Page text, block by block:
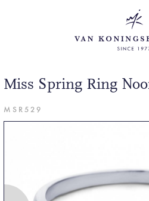
Miss Spring Ring
MSR529